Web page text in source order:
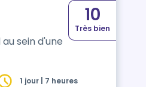
sein d'une
10
Très bien
1 jour | 7 heures